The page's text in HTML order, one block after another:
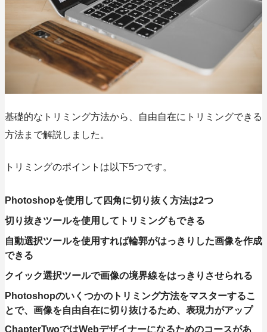
基礎的なトリミング方法から、自由自在にトリミングできる
方法まで解説しました。
トリミングのポイントは以下5つです。
Photoshopを使用して四角に切り抜く方法は2つ
切り抜きツールを使用してトリミングもできる
自動選択ツールを使用すれば輪郭がはっきりした画像を作成
できる
クイック選択ツールで画像の境界線をはっきりさせられる
Photoshopのいくつかのトリミング方法をマスターするこ
とで、画像を自由自在に切り抜けるため、表現力がアップ
ChapterTwoではWebデザイナーになるためのコースがあ